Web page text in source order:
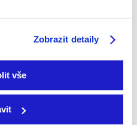
Zobrazit detaily
vše